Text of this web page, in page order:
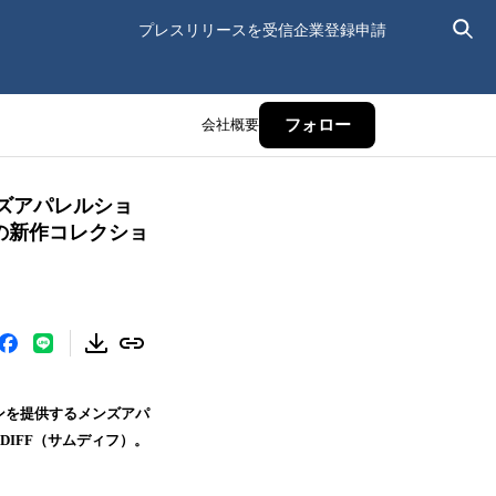
プレスリリースを受信企業登録申請
会社概要 フォロー
アパレルショ
作コレクショ
を提供するメンズアパ
（サムディフ）。